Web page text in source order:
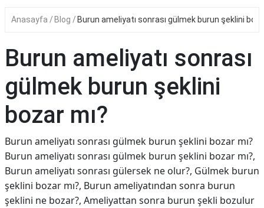
Anasayfa Blog Burun ameliyatı sonrası gülmek burun şeklini
Burun ameliyatı sonrası
gülmek burun şeklini
bozar mı?
Burun ameliyatı sonrası gülmek burun şeklini bozar mı?
Burun ameliyatı sonrası gülmek burun şeklini bozar mı?,
Burun ameliyatı sonrası gülersek ne olur?, Gülmek burun
şeklini bozar mı?, Burun ameliyatından sonra burun
şeklini ne bozar?, Ameliyattan sonra burun şekli bozulur